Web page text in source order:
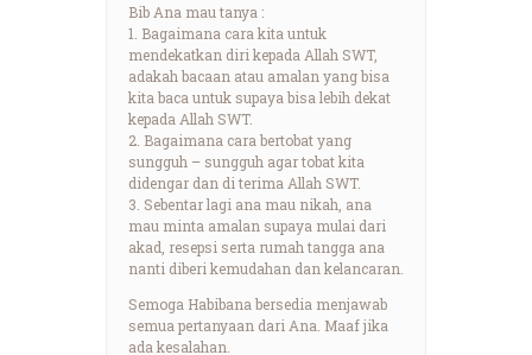
Bib Ana mau tanya :
1. Bagaimana cara kita untuk
mendekatkan diri kepada Allah SWT,
adakah bacaan atau amalan yang bisa
kita baca untuk supaya bisa lebih dekat
kepada Allah SWT.
2. Bagaimana cara bertobat yang
sungguh – sungguh agar tobat kita
didengar dan di terima Allah SWT.
3. Sebentar lagi ana mau nikah, ana
mau minta amalan supaya mulai dari
akad, resepsi serta rumah tangga ana
nanti diberi kemudahan dan kelancaran.
Semoga Habibana bersedia menjawab
semua pertanyaan dari Ana. Maaf jika
ada kesalahan.